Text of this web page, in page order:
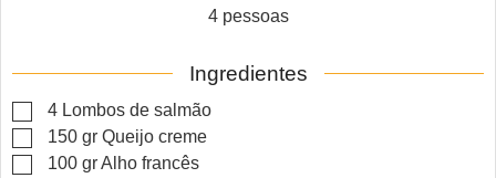
4 pessoas
Ingredientes
▢
4 Lombos de salmão
▢
150 gr Queijo creme
▢
100 grAlho francês